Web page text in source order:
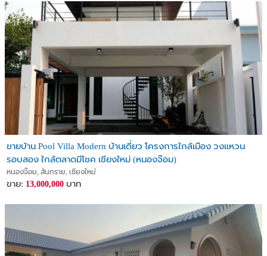
ขายบ้าน Pool Villa Modern บ้านเดี่ยว โครงการใกล้เมือง วงแหวน
รอบสอง ใกล้ตลาดมีโชค เชียงใหม่ (หนองจ๊อม)
หนองจ๊อม, สันทราย, เชียงใหม่
ขาย: 13,000,000 บาท